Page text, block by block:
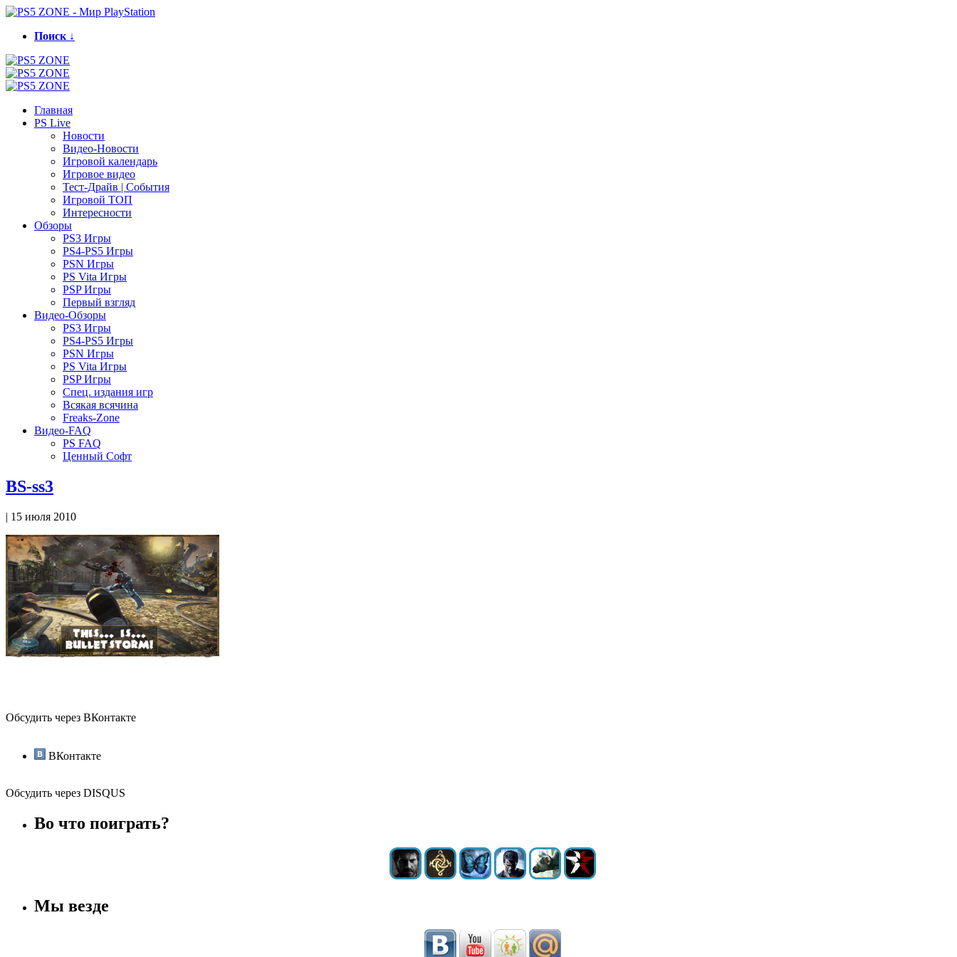
Поиск ↓
Главная
PS Live
Новости
Видео-Новости
Игровой календарь
Игровое видео
Тест-Драйв | События
Игровой ТОП
Интересности
Обзоры
PS3 Игры
PS4-PS5 Игры
PSN Игры
PS Vita Игры
PSP Игры
Первый взгляд
Видео-Обзоры
PS3 Игры
PS4-PS5 Игры
PSN Игры
PS Vita Игры
PSP Игры
Спец. издания игр
Всякая всячина
Freaks-Zone
Видео-FAQ
PS FAQ
Ценный Софт
BS-ss3
| 15 июля 2010
Обсудить через ВКонтакте
ВКонтакте
Обсудить через DISQUS
Во что поиграть?
Мы везде